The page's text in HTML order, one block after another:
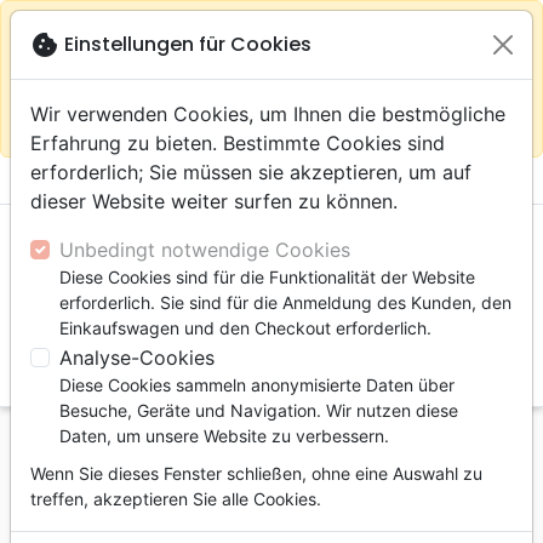
Auf der Webseite Europa bleiben close
warningGemäß
Ihrem
Einkauf im ShopDas Haus der Bibel Schweiz
menu shopping_cart
Suche
Startseite
Jugend
Joie dans ma maison [CD, 1999] (La)
La Joie dans ma maison [CD, 1999]
cookie Einstellungen für Cookies
Wir verwenden Cookies, um Ihnen die bestmögliche
Erfahrung zu bieten. Bestimmte Cookies sind
erforderlich; Sie müssen sie akzeptieren, um auf
dieser Website weiter surfen zu können.
Unbedingt notwendige Cookies
Diese Cookies sind für die Funktionalität der Website
erforderlich. Sie sind für die Anmeldung des Kunden, den
Einkaufswagen und den Checkout erforderlich.
Analyse-Cookies
Diese Cookies sammeln anonymisierte Daten über
Besuche, Geräte und Navigation. Wir nutzen diese
Daten, um unsere Website zu verbessern.
Wenn Sie dieses Fenster schließen, ohne eine Auswahl zu
treffen, akzeptieren Sie alle Cookies.